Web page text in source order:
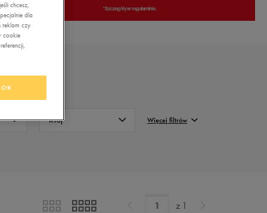
Krój Więcej filtrów
z 1
chcesz,
dla
reklam czy
cookie
OK